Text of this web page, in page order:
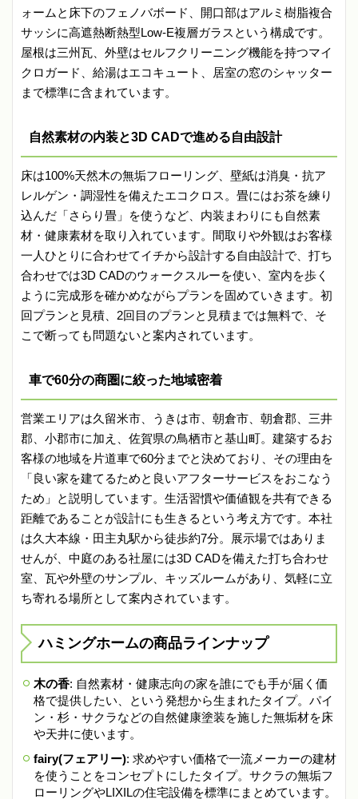
ォームと床下のフェノバボード、開口部はアルミ樹脂複合
サッシに高遮熱断熱型Low-E複層ガラスという構成です。
屋根は三州瓦、外壁はセルフクリーニング機能を持つマイ
クロガード、給湯はエコキュート、居室の窓のシャッター
まで標準に含まれています。
自然素材の内装と3D CADで進める自由設計
床は100%天然木の無垢フローリング、壁紙は消臭・抗ア
レルゲン・調湿性を備えたエコクロス。畳にはお茶を練り
込んだ「さらり畳」を使うなど、内装まわりにも自然素
材・健康素材を取り入れています。間取りや外観はお客様
一人ひとりに合わせてイチから設計する自由設計で、打ち
合わせでは3D CADのウォークスルーを使い、室内を歩く
ように完成形を確かめながらプランを固めていきます。初
回プランと見積、2回目のプランと見積までは無料で、そ
こで断っても問題ないと案内されています。
車で60分の商圏に絞った地域密着
営業エリアは久留米市、うきは市、朝倉市、朝倉郡、三井
郡、小郡市に加え、佐賀県の鳥栖市と基山町。建築するお
客様の地域を片道車で60分までと決めており、その理由を
「良い家を建てるためと良いアフターサービスをおこなう
ため」と説明しています。生活習慣や価値観を共有できる
距離であることが設計にも生きるという考え方です。本社
は久大本線・田主丸駅から徒歩約7分。展示場ではありま
せんが、中庭のある社屋には3D CADを備えた打ち合わせ
室、瓦や外壁のサンプル、キッズルームがあり、気軽に立
ち寄れる場所として案内されています。
ハミングホームの商品ラインナップ
木の香: 自然素材・健康志向の家を誰にでも手が届く価
格で提供したい、という発想から生まれたタイプ。パイ
ン・杉・サクラなどの自然健康塗装を施した無垢材を床
や天井に使います。
fairy(フェアリー): 求めやすい価格で一流メーカーの建材
を使うことをコンセプトにしたタイプ。サクラの無垢フ
ローリングやLIXILの住宅設備を標準にまとめています。